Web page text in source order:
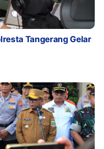
Tangerang Gelar